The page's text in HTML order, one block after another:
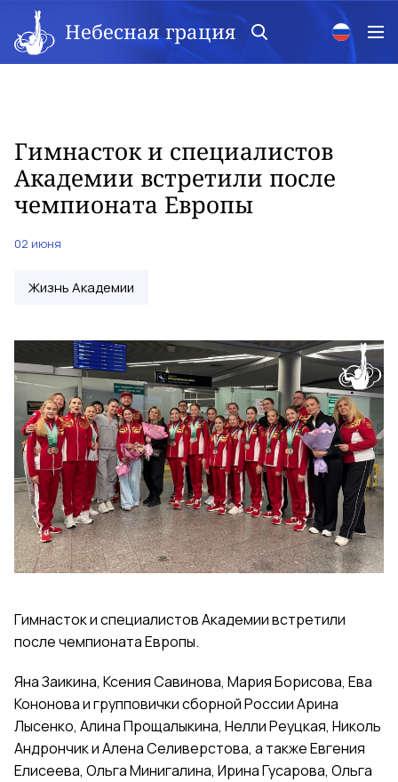
Небесная грация
Гимнасток и специалистов
Академии встретили после
чемпионата Европы
02 июня
Жизнь Академии
Гимнасток и специалистов Академии встретили
после чемпионата Европы.
Яна Заикина, Ксения Савинова, Мария Борисова, Ева
Кононова и групповички сборной России Арина
Лысенко, Алина Прощалыкина, Нелли Реуцкая, Николь
Андрончик и Алена Селиверстова, а также Евгения
Елисеева, Ольга Минигалина, Ирина Гусарова, Ольга